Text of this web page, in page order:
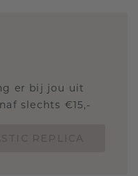
er bij jou uit
slechts €15,-